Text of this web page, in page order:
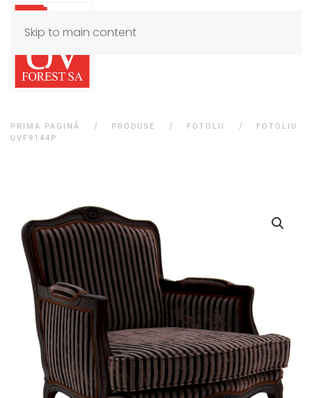
Skip to main content
PRIMA PAGINĂ PRODUSE FOTOLII
FOTOLIU
UVF9144P